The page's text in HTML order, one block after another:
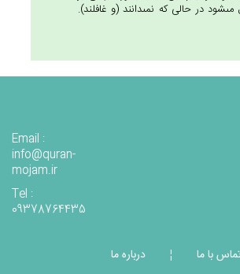
مى‏شود در حالى كه نمى‏دانند (و غافلند).
Email :
info@quran-
mojam.ir
Tel :
09378764435
با ما ¦ درباره ما